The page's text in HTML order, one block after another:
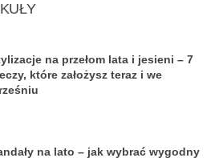
na przełom lata i jesieni – 7
które założysz teraz i we
na lato – jak wybrać wygodny